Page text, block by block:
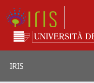
IRIS